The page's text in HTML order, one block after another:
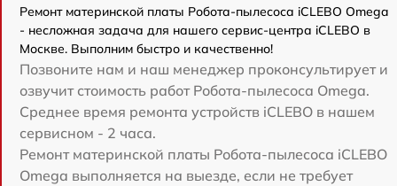
Ремонт материнской платы Робота-пылесоса iCLEBO Omega
- несложная задача для нашего сервис-центра iCLEBO в
Москве. Выполним быстро и качественно!
Позвоните нам и наш менеджер проконсультирует и
озвучит стоимость работ Робота-пылесоса Omega.
Среднее время ремонта устройств iCLEBO в нашем
сервисном - 2 часа.
Ремонт материнской платы Робота-пылесоса iCLEBO
Omega выполняется на выезде, если не требует